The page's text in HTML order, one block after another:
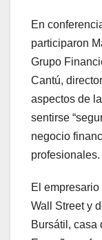
En
participaron
Grupo
Cantú,
aspectos de
sentirse
negocio
profesionales.
El
Wall Street y
Bursátil, casa